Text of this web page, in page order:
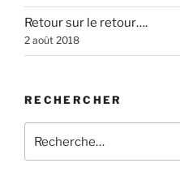
Retour sur le retour….
2 août 2018
RECHERCHER
pour